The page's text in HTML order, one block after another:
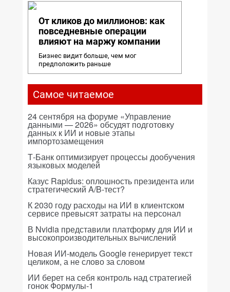
От кликов до миллионов: как
повседневные операции
влияют на маржу компании
Бизнес видит больше, чем мог
предположить раньше
Самое читаемое
24 сентября на форуме «Управление
данными — 2026» обсудят подготовку
данных к ИИ и новые этапы
импортозамещения
Т-Банк оптимизирует процессы дообучения
языковых моделей
Казус Rapidus: оплошность президента или
стратегический A/B-тест?
К 2030 году расходы на ИИ в клиентском
сервисе превысят затраты на персонал
В Nvidia представили платформу для ИИ и
высокопроизводительных вычислений
Новая ИИ-модель Google генерирует текст
целиком, а не слово за словом
ИИ берет на себя контроль над стратегией
гонок Формулы-1